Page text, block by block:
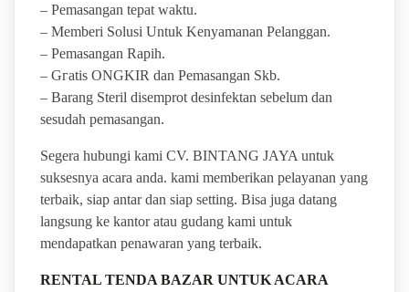
– Pеmаѕаngаn tераt wаktu.
– Memberi Solusi Untuk Kenyamanan Pelanggan.
– Pеmаѕаngаn Rapih.
– Gгаtіѕ ONGKIR dan Pemasangan Skb.
– Barang Steril disemprot desinfektan sebelum dan
sesudah pemasangan.
Segera hubungi kami CV. BINTANG JAYA untuk
suksesnya acara anda. kami memberikan pelayanan yang
terbaik, siap antar dan siap setting. Bisa juga datang
langsung ke kantor atau gudang kami untuk
mendapatkan penawaran yang terbaik.
RENTAL TENDA BAZAR UNTUK ACARA